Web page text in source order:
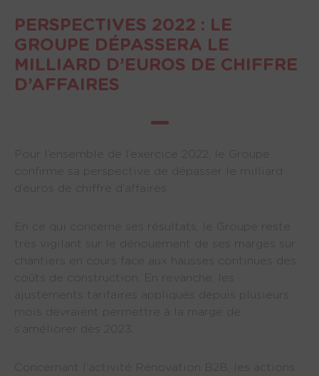
PERSPECTIVES 2022 : LE
GROUPE DÉPASSERA LE
MILLIARD D’EUROS DE CHIFFRE
D’AFFAIRES
Pour l’ensemble de l’exercice 2022, le Groupe
confirme sa perspective de dépasser le milliard
très vigilant sur le dénouement de ses marges sur
ajustements tarifaires appliqués depuis plusieurs
mois devraient permettre à la marge de
s’améliorer dès 2023.